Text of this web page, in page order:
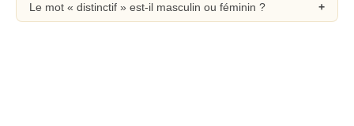
Le mot « distinctif » est-il masculin ou féminin ?